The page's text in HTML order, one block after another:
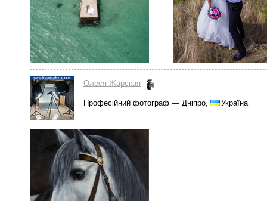
Олеся Жарская
Професійний фотограф — Дніпро, Україна